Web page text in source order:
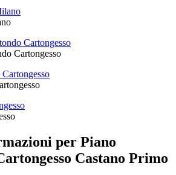
Cartongesso
per Piano
Castano Primo